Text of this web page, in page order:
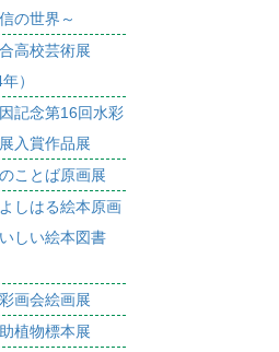
の世界～
高校芸術展
）
記念第16回水彩
入賞作品展
ことば原画展
しはる絵本原画
しい絵本図書
画会絵画展
植物標本展